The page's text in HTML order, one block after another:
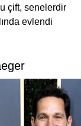
çift, senelerdir
evlendi